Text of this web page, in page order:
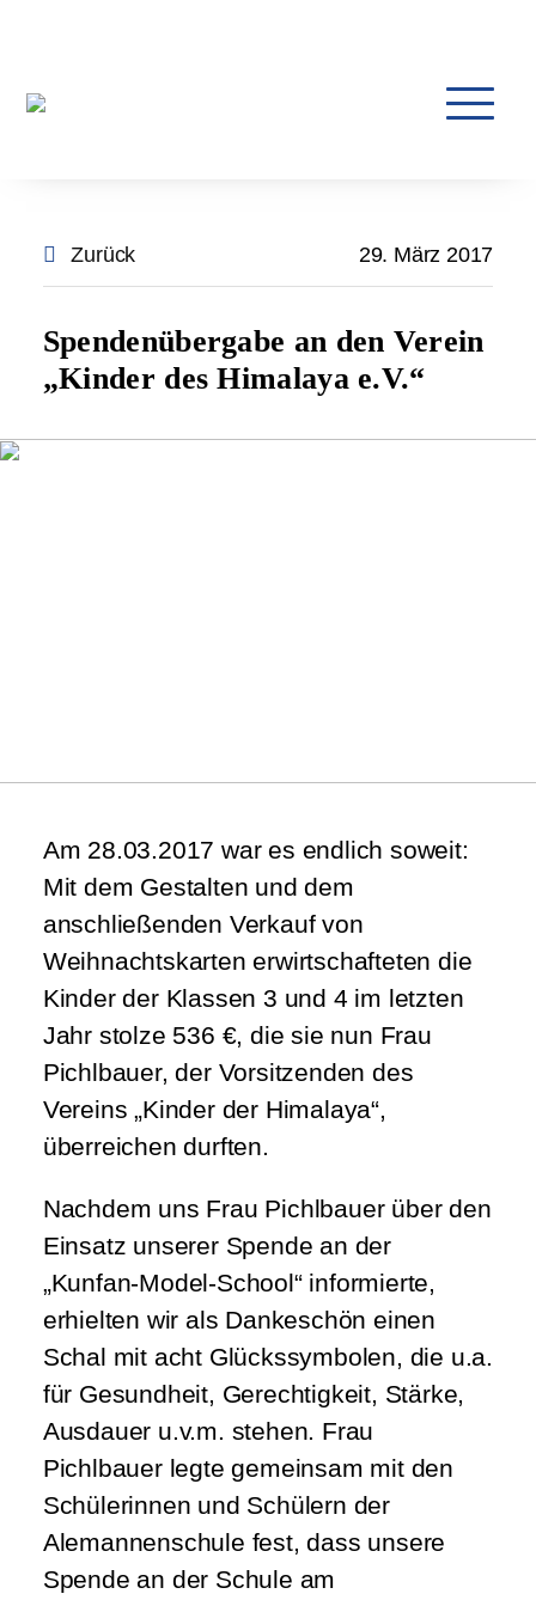
Zurück 29. März 2017
Spendenübergabe an den Verein
„Kinder des Himalaya e.V.“
Am 28.03.2017 war es endlich soweit:
Mit dem Gestalten und dem
anschließenden Verkauf von
Weihnachtskarten erwirtschafteten die
Kinder der Klassen 3 und 4 im letzten
Jahr stolze 536 €, die sie nun Frau
Pichlbauer, der Vorsitzenden des
Vereins „Kinder der Himalaya“,
überreichen durften.
Nachdem uns Frau Pichlbauer über den
Einsatz unserer Spende an der
„Kunfan-Model-School“ informierte,
erhielten wir als Dankeschön einen
Schal mit acht Glückssymbolen, die u.a.
für Gesundheit, Gerechtigkeit, Stärke,
Ausdauer u.v.m. stehen. Frau
Pichlbauer legte gemeinsam mit den
Schülerinnen und Schülern der
Alemannenschule fest, dass unsere
Spende an der Schule am